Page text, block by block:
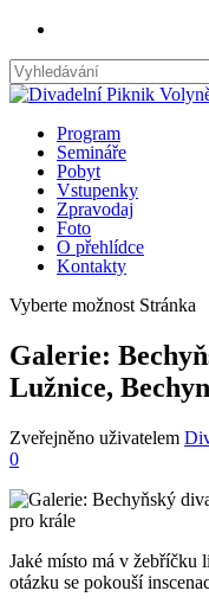
Program
Semináře
Pobyt
Vstupenky
Zpravodaj
Foto
O přehlídce
Kontakty
Vyberte možnost Stránka
Galerie:
Lužnice,
Zveřejněno uživatelem
0
Jaké místo má v žebříčku
otázku se pokouší